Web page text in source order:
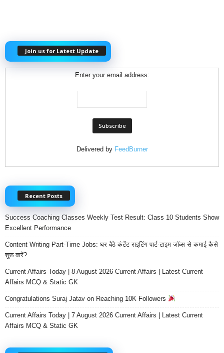
Join us for Latest Update
Enter your email address:
Delivered by FeedBurner
Recent Posts
Success Coaching Classes Weekly Test Result: Class 10 Students Show
Excellent Performance
Content Writing Part-Time Jobs: घर बैठे कंटेंट राइटिंग पार्ट-टाइम जॉब्स से कमाई कैसे
शुरू करें?
Current Affairs Today | 8 August 2026 Current Affairs | Latest Current
Affairs MCQ & Static GK
Congratulations Suraj Jatav on Reaching 10K Followers
Current Affairs Today | 7 August 2026 Current Affairs | Latest Current
Affairs MCQ & Static GK